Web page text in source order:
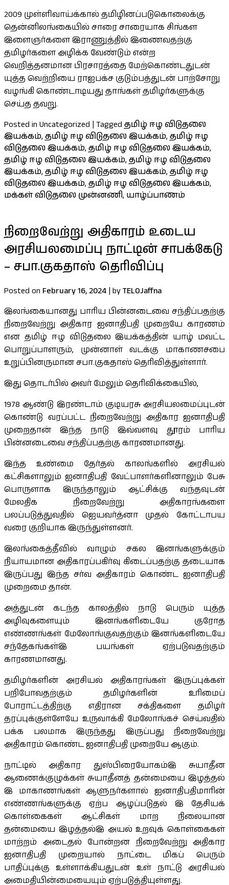
2009 முள்ளிவாய்க்கால் தமிழினப்படுகொலைக்கு
தென்னிலங்கையில் சாரை சாரையாக சிங்கள
இளைஞர்களை இராணுத்தில் இணைவதற்கு
தமிழர்களை அழிக்க வேண்டும் என்ற
வெறித்தனமான பிரசாரத்தை மேற்கொண்டதுடன்
யுத்த வெற்றியை ராஐபக்ச குடும்பத்துடன் பாற்சோறு
வழங்கி கொண்டாடியது தாங்கள் தமிழர்களுக்கு
செய்த தவறு.
Posted in Uncategorized | Tagged தமிழ் ஈழ விடுதலை
இயக்கம், தமிழ் ஈழ விடுதலை இயக்கம், தமிழ் ஈழ
விடுதலை இயக்கம், தமிழ் ஈழ விடுதலை இயக்கம்,
தமிழ் ஈழ விடுதலை இயக்கம், தமிழ் ஈழ விடுதலை
இயக்கம், தமிழ் ஈழ விடுதலை இயக்கம், தமிழ் ஈழ
விடுதலை இயக்கம், தமிழ் ஈழ விடுதலை இயக்கம்,
மக்கள் விடுதலை முன்னணி, யாழ்ப்பாணம்
நிறைவேற்று அதிகாரம் உடைய
அரசியலமைப்பு நாட்டின் சாபக்கேடு
– சபா.குகதாஸ் தெரிவிப்பு
Posted on February 16, 2024 | byTELOJaffna
இலங்கையானது பாரிய பின்னடைவை சந்திப்பதற்கு
நிறைவேற்று அதிகார ஐனாதிபதி முறையே காரணம்
என தமிழ் ஈழ விடுதலை இயக்கத்தின் யாழ் மவட்ட
பொறுப்பாளரும், முன்னாள் வடக்கு மாகாணசபை
உறுப்பினருமான சபா.குகதாஸ் தெரிவித்துள்ளார்.
இது தொடர்பில் அவர் மேலும் தெரிவிக்கையில்,
1978 ஆண்டு இரண்டாம் குடியரசு அரசியலமைப்புடன்
கொண்டு வரப்பட்ட நிறைவேற்று அதிகார ஐனாதிபதி
முறைதான் இந்த நாடு இவ்வளவு தூரம் பாரிய
பின்னடைவை சந்திப்பதற்கு காரணமானது.
இந்த உண்மை தேர்தல் காலங்களில் அரசியல்
கட்சிகளாலும் ஐனாதிபதி வேட்பாளர்களினாலும் பேசு
பொருளாக இருந்தாலும் ஆட்சிக்கு வந்தவுடன்
மேலதிக நிறைவேற்று அதிகாரங்களை
பலப்படுத்துவதில் ஐெயவர்த்னா முதல் கோட்டாபய
வரை குறியாக இருந்துள்ளனர்.
இலங்கைத்தீவில் வாழும் சகல இனங்களுக்கும்
நியாயமான அதிகாரப்பகிர்வு கிடைப்பதற்கு தடையாக
இருப்பது இந்த சர்வ அதிகாரம் கொண்ட ஐனாதிபதி
முறைமை தான்.
அத்துடன் கடந்த காலத்தில் நாடு பெரும் யுத்த
அழிவுகளையும் இனங்களிடையே குரோத
எண்ணங்கள் மேலோங்குவதற்கும் இனங்களிடையே
சந்தேகங்கள்இ பயங்கள் ஏற்படுவதற்கும்
காரணமானது.
தமிழர்களின் அரசியல் அதிகாரங்கள் இருப்புக்கள்
பறிபோவதற்கும் தமிழர்களின் உரிமைப்
போராட்டத்திற்கு எதிரான சக்திகளை தமிழர்
தரப்புக்குள்ளேயே உருவாக்கி மேலோங்கச் செய்வதில்
பக்க பலமாக இருந்தது இருப்பது நிறைவேற்று
அதிகாரம் கொண்ட ஐனாதிபதி முறையே ஆகும்.
நாட்டில் அதிகார துஸ்பிரையோகம்இ சுயாதீன
ஆணைக்குழுக்கள் சுயாதீனத் தன்மையை இழத்தல்
இ மாகாணங்கள் ஆளுநர்களால் ஐனாதிபதிமாரின்
எண்ணங்களுக்கு ஏற்ப ஆழப்படுதல் இ தேசியக்
கொள்கைகள் ஆட்சிகள் மாற நிலையான
தன்மையை இழத்தல்இ அயல் உறவுக் கொள்கைகள்
மாற்றம் அடைதல் போன்றன நிறைவேற்று அதிகார
ஐனாதிபதி முறையால் நாட்டை மிகப் பெரும்
பாதிப்புக்கு உள்ளாக்கியதுடன் உள் நாட்டு அரசியல்
அமைதியின்மையையும் ஏற்படுத்தியுள்ளது.